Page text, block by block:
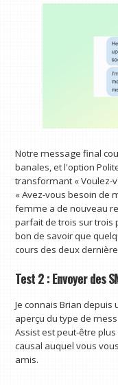
Notre message final
banales, et l'option
transformant « Voulez-
« Avez-vous besoin de
femme a de nouveau
parfait de trois sur trois
bon de savoir que
cours des deux
Test 2 : Envoyer des
Je connais Brian
aperçu du type de
Assist est peut-être
causal auquel vous
amis.